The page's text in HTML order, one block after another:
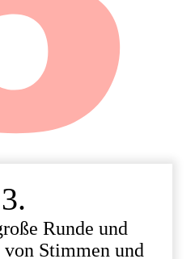
3.
Runde und
Stimmen und